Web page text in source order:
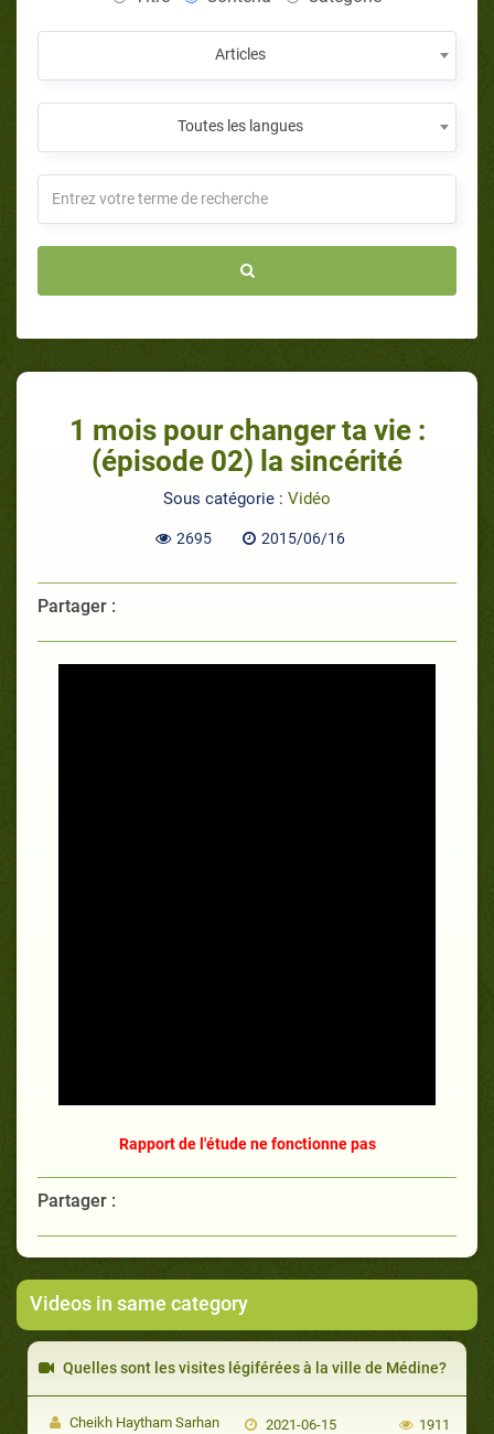
Articles
Toutes les langues
1 mois pour changer ta vie :
(épisode 02) la sincérité
Sous catégorie : Vidéo
2695 2015/06/16
Partager :
Rapport de l'étude ne fonctionne pas
Partager :
Videos in same category
Quelles sont les visites légiférées à la ville de Médine?
Cheikh Haytham Sarhan 2021-06-15 1911